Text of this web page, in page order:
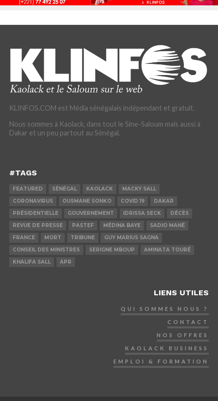
KLINFOS.COM est Média sénégalais indépendant et gratuit.
Nous sommes à Kaolack, dans tout le Sine-Saloum mais aussi à
Dakar et un peu partout au Sénégal.
#TAGS
FEATURED SÉNÉGAL KAOLACK
MACKY SALL
CORONAVIRUS
OUSMANE SONKO COVID 19
DAKAR
PRÉSIDENTIELLE
GOUVERNEMENT IDRISSA SECK
DÉCÈS
REVUE DE PRESSE
PASTEF MÉDINA BAYE
SADIO MANÉ
FRANCE
MORT TRIBUNE
GUY MARIUS SAGNA
CONSEIL DES MINISTRES
SERIGNE MBOUP
AMINATA TOURÉ
KHALIFA SALL
APR
LIENS UTILES
QUI SOMMES NOUS ?
CONTACT
NOS OFFRES
KAOLACK BUSINESS
EMPLOI & FORMATION